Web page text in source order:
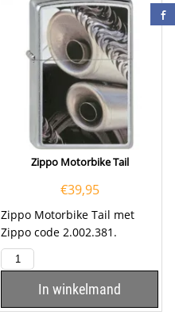
Zippo Motorbike Tail
€39,95
Zippo Motorbike Tail met
Zippo code 2.002.381.
In winkelmand